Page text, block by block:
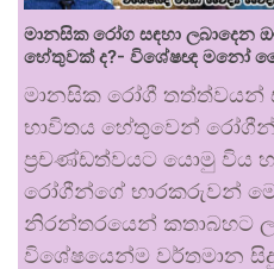
මානසික රෝග සඳහා ලබාදෙන
හේතුවක් ද?- විශේෂඥ මනෝ
මානසික රෝගී තත්ත්වයන්
භාවිතය හේතුවෙන්
ප්‍රචණ්ඩත්වයට යොමු විය
රෝගීන්ගේ භාරකරුවන්
නිරන්තරයෙන් කතාබහට
විශේෂයෙන්ම වර්තමාන